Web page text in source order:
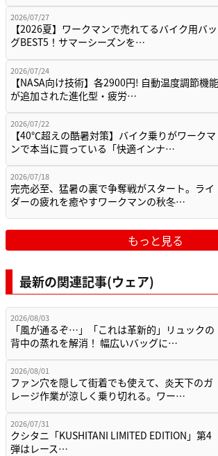
2026/07/27
【2026夏】ワークマンで売れてるバイク用バッ
グBEST5！サマーシーズンを…
2026/07/24
【NASA向け技術】各2900円! 自動温度調節機能
が追加された進化型・疲労…
2026/07/22
【40℃超えの酷暑対策】バイク乗りがワークマ
ンで本当に買っている「快適インナ…
2026/07/18
完売必至、猛暑の裏で争奪戦がスタート。ライ
ダーの疲れを癒やすワークマンの秋冬…
もっと見る
最新の関連記事(ウェア)
2026/08/03
「風が通るぞ…」「これは革新的」リュックの
背中の蒸れを解消！ 幅広いバッグに…
2026/08/01
ファン穴を隠して街着でも使えて、炎天下のガ
レージ作業が涼しく乗り切れる。ワー…
2026/07/31
クシタニ「KUSHITANI LIMITED EDITION」第4
弾はレース…